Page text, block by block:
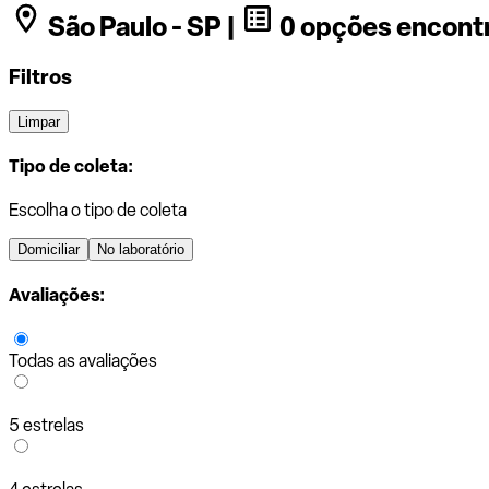
São Paulo - SP |
0 opções
Filtros
Limpar
Tipo de coleta:
Escolha o tipo de coleta
Domiciliar No laboratório
Avaliações:
Todas as avaliações
5 estrelas